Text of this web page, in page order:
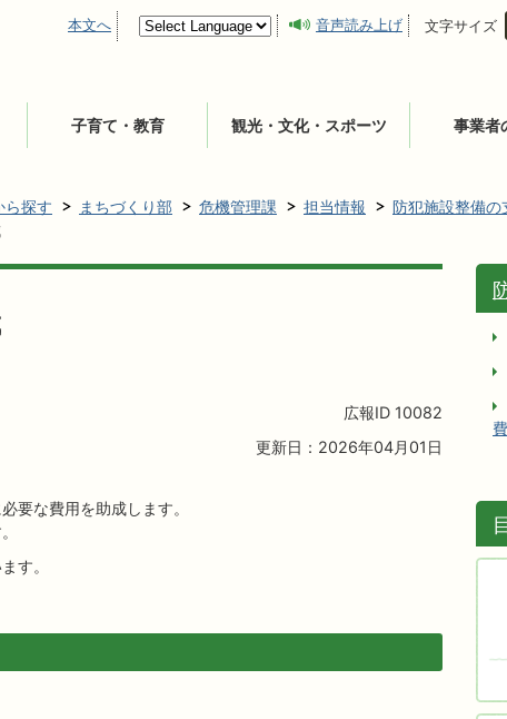
本文へ 音声読み上げ 文字サイズ
子育て・教育 観光・文化・スポーツ 事業者
ら探す まちづくり部 危機管理課 担当情報
防犯施設整備の
広報ID 10082
更新日：2026年04月01日
要な費用を助成します。
す。